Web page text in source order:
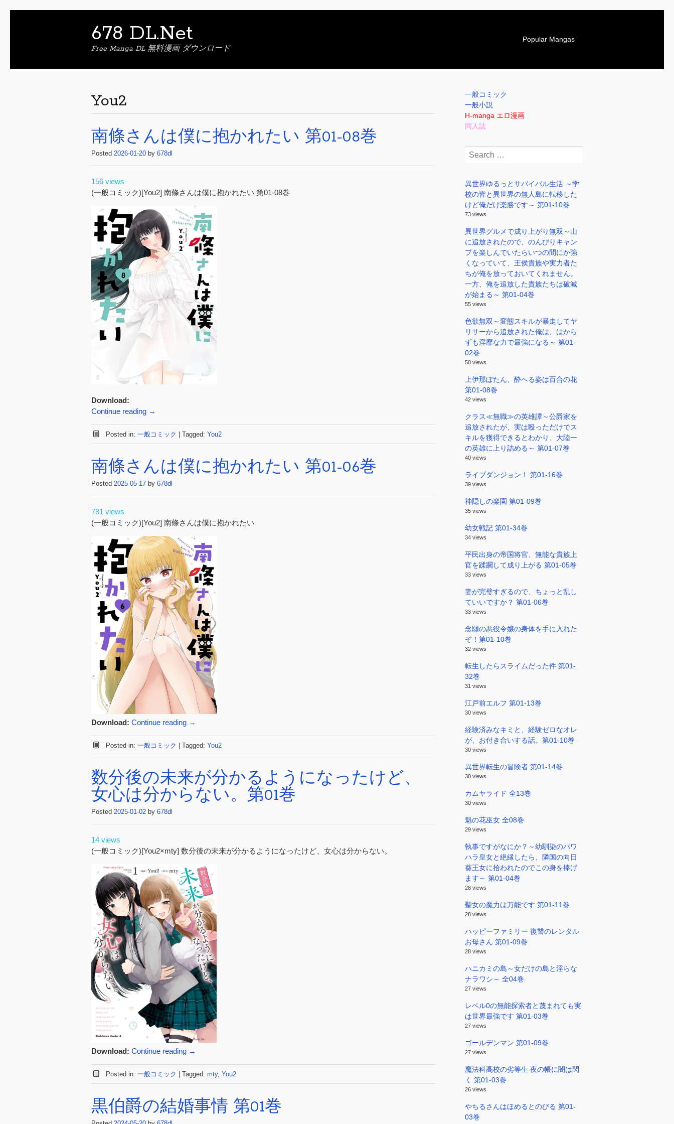
678 DL.Net
Free Manga DL 無料漫画 ダウンロード
S
p
o
Popular Mangas
You2
南條さんは僕に抱かれたい 第01-08巻
Posted 2026-01-20 by 678dl
156 views
(一般コミック)[You2] 南條さんは僕に抱かれたい 第01-08巻
Download:
Continue reading →
Posted in: 一般コミック Tagged: You2
南條さんは僕に抱かれたい 第01-06巻
Posted 2025-05-17 by 678dl
781 views
(一般コミック)[You2] 南條さんは僕に抱かれたい
Download: Continue reading →
Posted in: 一般コミック Tagged: You2
数分後の未来が分かるようになったけど、
女心は分からない。第01巻
Posted 2025-01-02 by 678dl
14 views
(一般コミック)[You2×mty] 数分後の未来が分かるようになったけど、女心は分からない。
Download: Continue reading →
Posted in: 一般コミック Tagged: mty, You2
黒伯爵の結婚事情 第01巻
一般コミック
一般小説
H-manga エロ漫画
同人誌
Search
異世界ゆるっとサバイバル生活 ～学
校の皆と異世界の無人島に転移した
けど俺だけ楽勝です～ 第01-10巻
73 views
異世界グルメで成り上がり無双～山
に追放されたので、のんびりキャン
プを楽しんでいたらいつの間にか強
くなっていて、王侯貴族や実力者た
ちが俺を放っておいてくれません。
一方、俺を追放した貴族たちは破滅
が始まる～ 第01-04巻
55 views
色欲無双～変態スキルが暴走してヤ
リサーから追放された俺は、はから
ずも淫靡な力で最強になる～ 第01-
02巻
50 views
上伊那ぼたん、酔へる姿は百合の花
第01-08巻
42 views
クラス≪無職≫の英雄譚～公爵家を
追放されたが、実は殴っただけでス
キルを獲得できるとわかり、大陸一
の英雄に上り詰める～ 第01-07巻
40 views
ライブダンジョン！ 第01-16巻
39 views
神隠しの楽園 第01-09巻
35 views
幼女戦記 第01-34巻
34 views
平民出身の帝国将官、無能な貴族上
官を蹂躙して成り上がる 第01-05巻
33 views
妻が完璧すぎるので、ちょっと乱し
ていいですか？ 第01-06巻
33 views
念願の悪役令嬢の身体を手に入れた
ぞ！第01-10巻
32 views
転生したらスライムだった件 第01-
32巻
31 views
江戸前エルフ 第01-13巻
30 views
経験済みなキミと、経験ゼロなオレ
が、お付き合いする話。第01-10巻
30 views
異世界転生の冒険者 第01-14巻
30 views
カムヤライド 全13巻
30 views
魁の花巫女 全08巻
29 views
執事ですがなにか？～幼馴染のパワ
ハラ皇女と絶縁したら、隣国の向日
葵王女に拾われたのでこの身を捧げ
ます～ 第01-04巻
28 views
聖女の魔力は万能です 第01-11巻
28 views
ハッピーファミリー 復讐のレンタル
お母さん 第01-09巻
28 views
ハニカミの島～女だけの島と淫らな
ナラワシ～ 全04巻
27 views
レベル0の無能探索者と蔑まれても実
は世界最強です 第01-03巻
27 views
ゴールデンマン 第01-09巻
27 views
魔法科高校の劣等生 夜の帳に闇は閃
く 第01-03巻
26 views
やちるさんはほめるとのびる 第01-
03巻